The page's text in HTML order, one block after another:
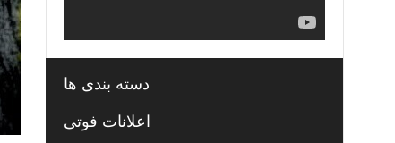
دسته بندی ها
اعلانات فوتی